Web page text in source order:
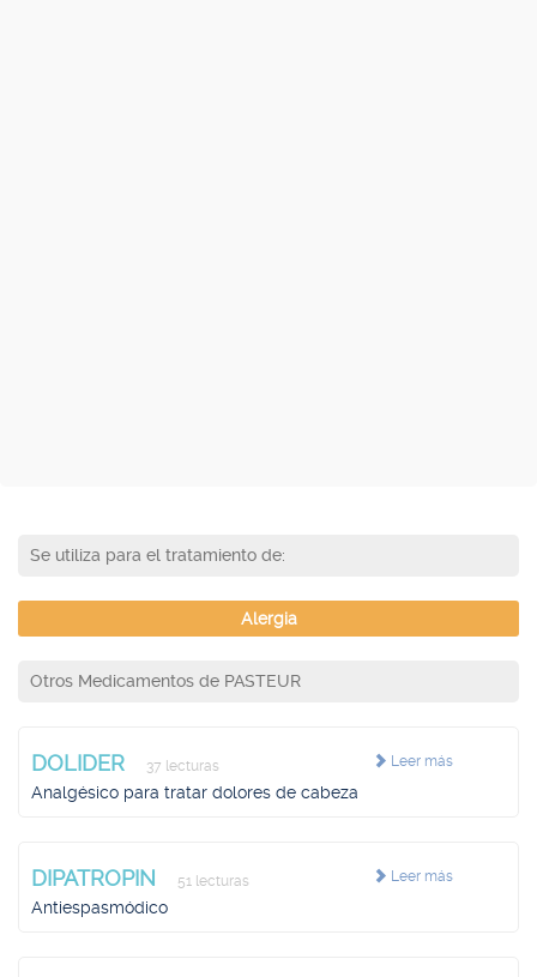
Se utiliza para el tratamiento de:
Alergia
Otros Medicamentos de PASTEUR
Leer más
DOLIDER 37 lecturas
Analgésico para tratar dolores de cabeza
Leer más
DIPATROPIN 51 lecturas
Antiespasmódico